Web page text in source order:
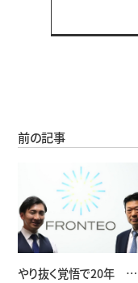
前の記事
やり抜く覚悟で20年